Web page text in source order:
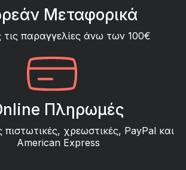
Μεταφορικά
τις παραγγελίες άνω των 100€
Πληρωμές
πιστωτικές, χρεωστικές, PayPal και
American Express